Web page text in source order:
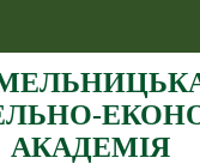
АКАДЕМІЯ